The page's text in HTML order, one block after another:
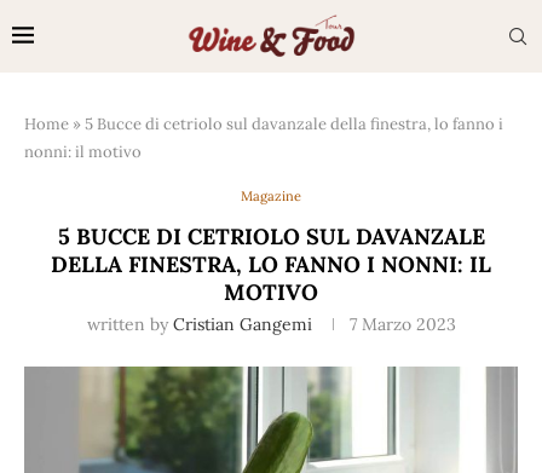
Home »5 Bucce di cetriolo sul davanzale della finestra, lo fanno i
nonni: il motivo
Magazine
5 BUCCE DI CETRIOLO SUL DAVANZALE
DELLA FINESTRA, LO FANNO I NONNI: IL
MOTIVO
written by Cristian Gangemi 7 Marzo 2023